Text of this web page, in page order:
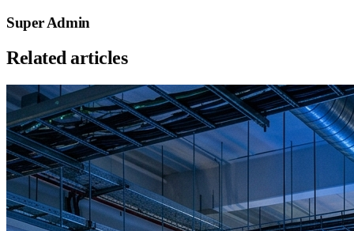
Super Admin
Related articles